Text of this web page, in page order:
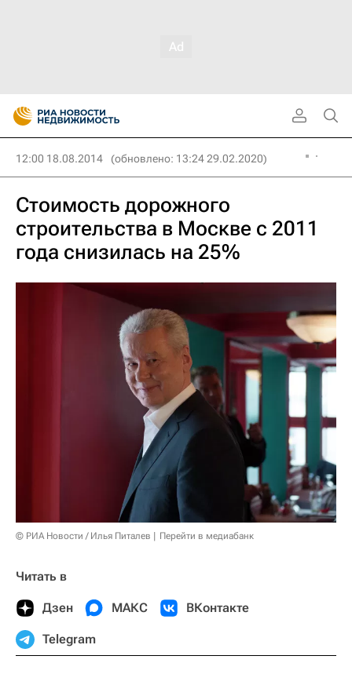
12:00 18.08.2014 (обновлено: 13:24 29.02.2020)
Стоимость дорожного
строительства в Москве с 2011
года снизилась на 25%
© РИА Новости / Илья Питалев Перейти в медиабанк
Читать в
Дзен МАКС ВКонтакте
Telegram